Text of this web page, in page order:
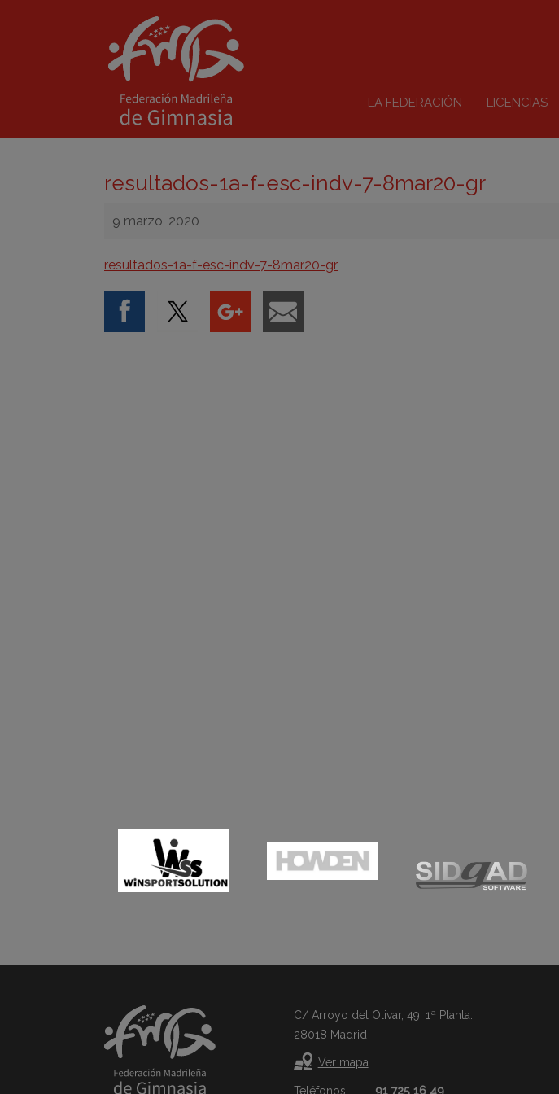
LA FEDERACIÓN LICENCIAS
resultados-1a-f-esc-indv-7-8mar20-gr
9 marzo, 2020
resultados-1a-f-esc-indv-7-8mar20-gr
C/ Arroyo del Olivar, 49. 1ª Planta.
28018 Madrid
Ver mapa
Teléfonos:
91 725 16 49